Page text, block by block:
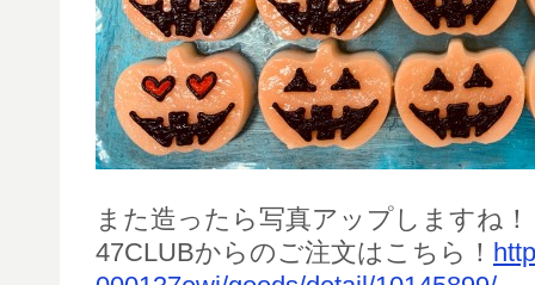
また造ったら写真アップしますね！
47CLUBからのご注文はこちら！